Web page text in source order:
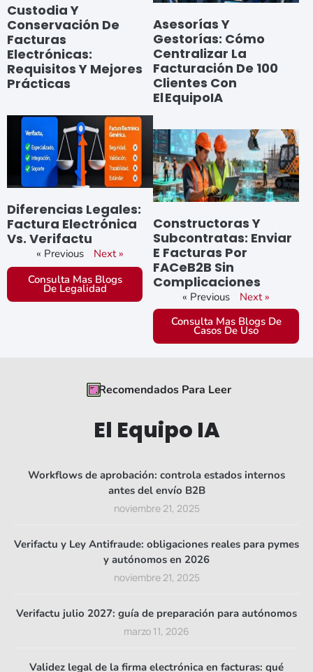
Custodia Y
Conservación De
Facturas
Electrónicas:
Requisitos Y Mejores
Prácticas
Diferencias Legales:
Factura Electrónica
Vs. Verifactu
« Previous
Next »
Consulta Mas Blogs
De Legalidad
Asesorías Y
Gestorías: Cómo
Centralizar La
Facturación De 100
Clientes Con
El EquipoIA
Constructoras Y
Subcontratas: Enviar
E Facturas Por
FACeB2B Sin
Complicaciones
« Previous
Next »
Consulta Mas Blogs De
Casos De Uso
Recomendados Para Leer
El Equipo IA
Workflows de aprobación: controla estados internos
antes del envío B2B
noviembre 21, 2025
Verifactu y Ley Antifraude: obligaciones reales para pymes
y autónomos en 2026
noviembre 21, 2025
Verifactu julio 2027: guía de preparación para autónomos
marzo 11, 2026
Validez legal de la firma electrónica en facturas: qué